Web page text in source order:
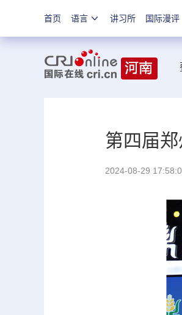
首页 语言 讲习所 国际漫评
第四届
2024-08-29